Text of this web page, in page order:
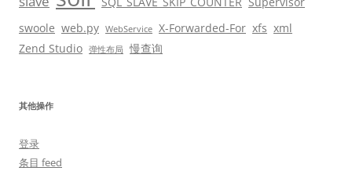
swoole web.py WebService X-Forwarded-For xfs xml
Zend Studio 弹性布局 慢查询
其他操作
登录
条目 feed